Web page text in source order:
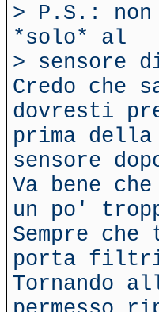
> P.S.:
*solo* al
> sensore
Credo che
dovresti
prima
sensore
Va bene
un po'
Sempre
porta filtri
Tornando